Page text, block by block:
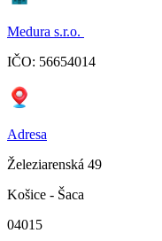
Medura s.r.o.
IČO: 56654014
Adresa
Železiarenská 49
Košice - Šaca
04015